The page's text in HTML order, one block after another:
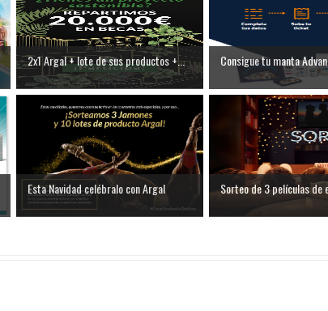
2x1 Argal + lote de sus productos +... Consigue tu manta
Esta Navidad celébralo con Argal Sorteo de 3 películas de